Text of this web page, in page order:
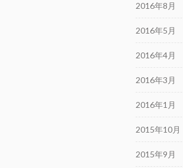
2016年8月
2016年5月
2016年4月
2016年3月
2016年1月
2015年10月
2015年9月